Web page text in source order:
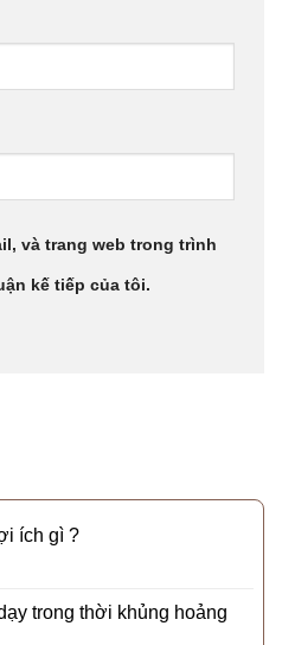
và trang web trong trình
kế tiếp của tôi.
ích gì ?
trong thời khủng hoảng